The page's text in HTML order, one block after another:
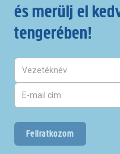
és merülj el
tengerében!
Feliratkozom